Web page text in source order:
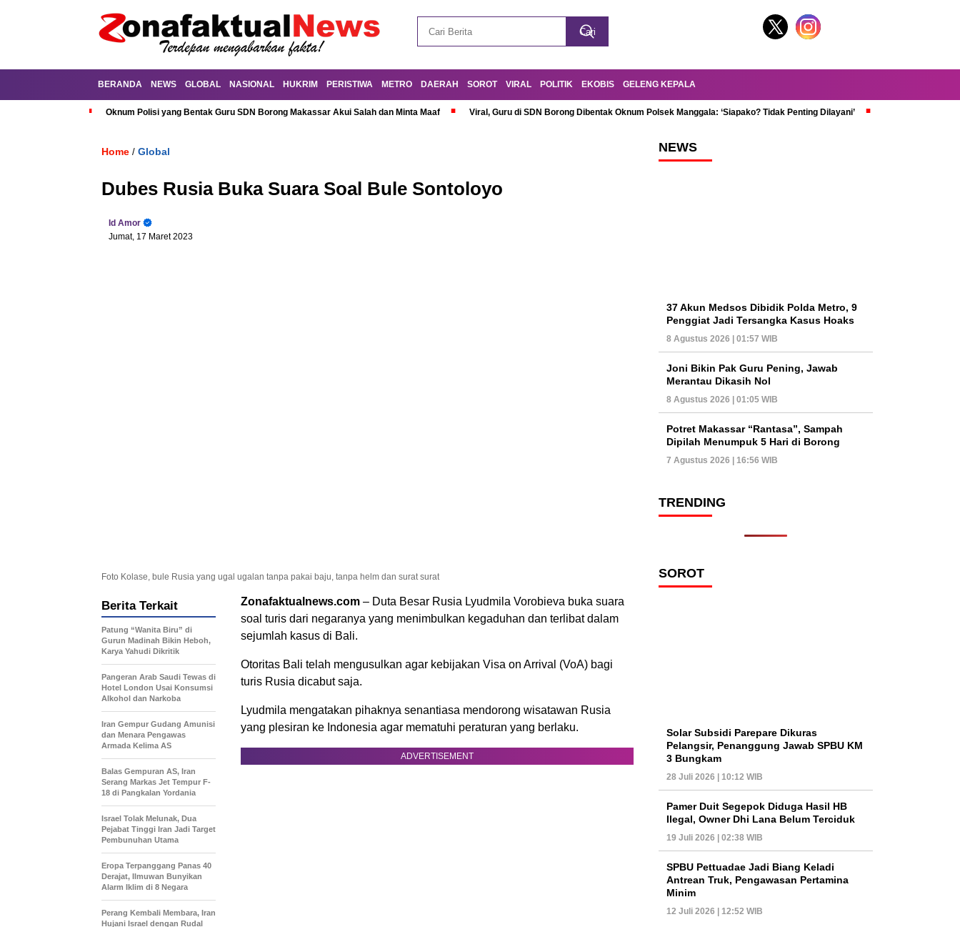
BERANDA NEWS GLOBAL NASIONAL HUKRIM PERISTIWA METRO DAERAH SOROT VIRAL POLITIK EKOBIS GELENG KEPALA
Oknum Polisi yang Bentak Guru SDN Borong Makassar Akui Salah dan Minta Maaf Viral, Guru di SDN Borong Dibentak Oknum Polsek Manggala: ‘Siapako? Tidak Penting Dilayani’
Home / Global
Dubes Rusia Buka Suara Soal Bule Sontoloyo
Id Amor
Jumat, 17 Maret 2023
Foto Kolase, bule Rusia yang ugal ugalan tanpa pakai baju, tanpa helm dan surat surat
Zonafaktualnews.com – Duta Besar Rusia Lyudmila Vorobieva buka suara
soal turis dari negaranya yang menimbulkan kegaduhan dan terlibat dalam
sejumlah kasus di Bali.
Otoritas Bali telah mengusulkan agar kebijakan Visa on Arrival (VoA) bagi
turis Rusia dicabut saja.
Lyudmila mengatakan pihaknya senantiasa mendorong wisatawan Rusia
yang plesiran ke Indonesia agar mematuhi peraturan yang berlaku.
ADVERTISEMENT
Berita Terkait
Patung “Wanita Biru” di
Gurun Madinah Bikin Heboh,
Karya Yahudi Dikritik
Pangeran Arab Saudi Tewas di
Hotel London Usai Konsumsi
Alkohol dan Narkoba
Iran Gempur Gudang Amunisi
dan Menara Pengawas
Armada Kelima AS
Balas Gempuran AS, Iran
Serang Markas Jet Tempur F-
18 di Pangkalan Yordania
Israel Tolak Melunak, Dua
Pejabat Tinggi Iran Jadi Target
Pembunuhan Utama
Eropa Terpanggang Panas 40
Derajat, Ilmuwan Bunyikan
Alarm Iklim di 8 Negara
Perang Kembali Membara, Iran
Hujani Israel dengan Rudal
NEWS
37 Akun Medsos Dibidik Polda Metro, 9
Penggiat Jadi Tersangka Kasus Hoaks
8 Agustus 2026 | 01:57 WIB
Joni Bikin Pak Guru Pening, Jawab
Merantau Dikasih Nol
8 Agustus 2026 | 01:05 WIB
Potret Makassar “Rantasa”, Sampah
Dipilah Menumpuk 5 Hari di Borong
7 Agustus 2026 | 16:56 WIB
TRENDING
SOROT
Solar Subsidi Parepare Dikuras
Pelangsir, Penanggung Jawab SPBU KM
3 Bungkam
28 Juli 2026 | 10:12 WIB
Pamer Duit Segepok Diduga Hasil HB
Ilegal, Owner Dhi Lana Belum Terciduk
19 Juli 2026 | 02:38 WIB
SPBU Pettuadae Jadi Biang Keladi
Antrean Truk, Pengawasan Pertamina
Minim
12 Juli 2026 | 12:52 WIB